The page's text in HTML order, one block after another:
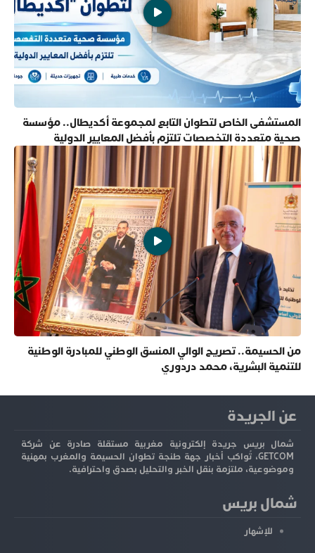
المستشفى الخاص لتطوان التابع لمجموعة أكديطال.. مؤسسة
صحية متعددة التخصصات تلتزم بأفضل المعايير الدولية
من الحسيمة.. تصريح الوالي المنسق الوطني للمبادرة الوطنية
للتنمية البشرية، محمد دردوري
عن الجريدة
شمال بريس جريدة إلكترونية مغربية مستقلة صادرة عن شركة
GETCOM، تُواكب أخبار جهة طنجة تطوان الحسيمة والمغرب بمهنية
وموضوعية، ملتزمة بنقل الخبر والتحليل بصدق واحترافية.
شمال بريس
للإشهار